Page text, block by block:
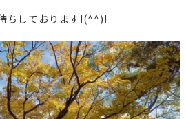
ちしております!(^^)!